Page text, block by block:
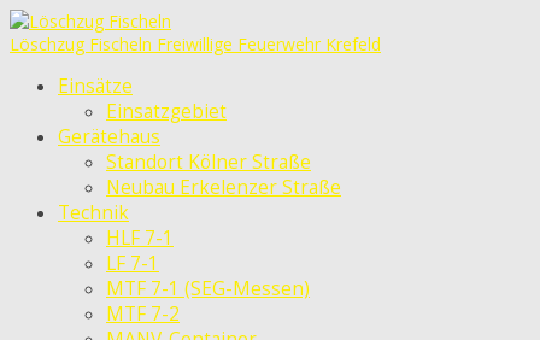
Löschzug Fischeln Freiwillige Feuerwehr Krefeld
Einsätze
Einsatzgebiet
Gerätehaus
Standort Kölner Straße
Neubau Erkelenzer Straße
Technik
HLF 7-1
LF 7-1
MTF 7-1 (SEG-Messen)
MTF 7-2